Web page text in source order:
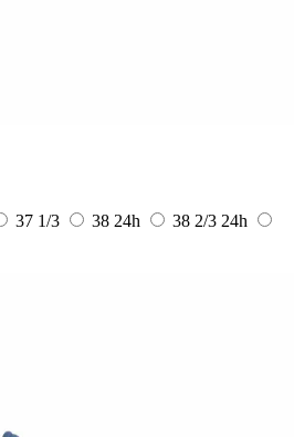
37 1/3 38 24h 38 2/3 24h